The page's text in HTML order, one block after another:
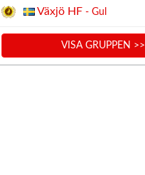
Växjö HF - Gul
VISA GRUPPEN >>